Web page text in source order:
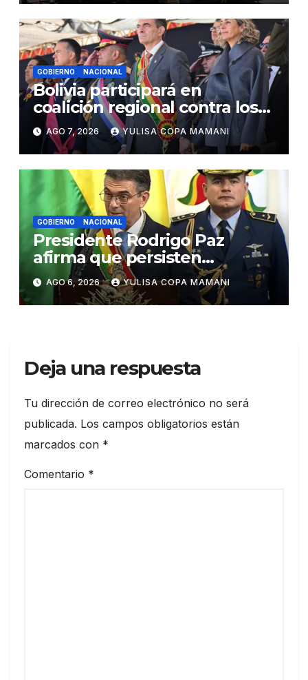
GOBIERNO NACIONAL
Bolivia participará en
coalición regional contra los
cárteles del narcotráfico
AGO 7, 2026 YULISA COPA MAMANI
GOBIERNO NACIONAL
Presidente Rodrigo Paz
afirma que persisten
amenazas contra la
estabilidad del país
AGO 6, 2026 YULISA COPA MAMANI
Deja una respuesta
Tu dirección de correo electrónico no será
publicada. Los campos obligatorios están
marcados con *
Comentario *